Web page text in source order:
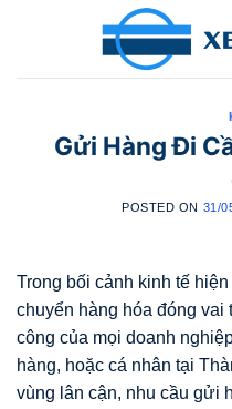
Gửi Hàng Đi
POSTED ON 31/
Trong bối cảnh kinh tế
chuyển hàng hóa đóng vai
công của mọi doanh
hàng, hoặc cá nhân tại
vùng lân cận, nhu cầu gửi